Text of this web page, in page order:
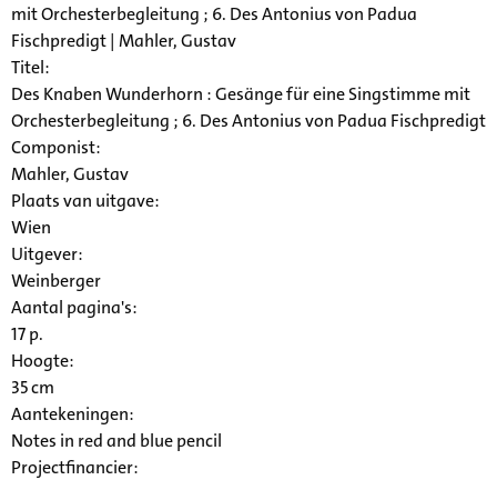
mit Orchesterbegleitung ; 6. Des Antonius von Padua
Fischpredigt | Mahler, Gustav
Titel:
Des Knaben Wunderhorn : Gesänge für eine Singstimme mit
Orchesterbegleitung ; 6. Des Antonius von Padua Fischpredigt
Componist:
Mahler, Gustav
Plaats van uitgave:
Wien
Uitgever:
Weinberger
Aantal pagina's:
17 p.
Hoogte:
35 cm
Aantekeningen:
Notes in red and blue pencil
Projectfinancier: